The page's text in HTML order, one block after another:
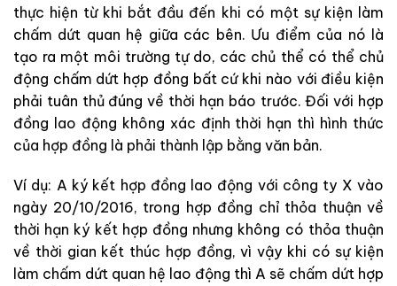
thực hiện từ khi bắt đầu đến khi có một sự kiện làm
chấm dứt quan hệ giữa các bên. Ưu điểm của nó là
tạo ra một môi trường tự do, các chủ thể có thể chủ
động chấm dứt hợp đồng bất cứ khi nào với điều kiện
phải tuân thủ đúng về thời hạn báo trước. Đối với hợp
đồng lao động không xác định thời hạn thì hình thức
của hợp đồng là phải thành lập bằng văn bản.
Ví dụ: A ký kết hợp đồng lao động với công ty X vào
ngày 20/10/2016, trong hợp đồng chỉ thỏa thuận về
thời hạn ký kết hợp đồng nhưng không có thỏa thuận
về thời gian kết thúc hợp đồng, vì vậy khi có sự kiện
làm chấm dứt quan hệ lao động thì A sẽ chấm dứt hợp